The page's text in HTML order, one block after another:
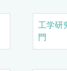
工学研
門